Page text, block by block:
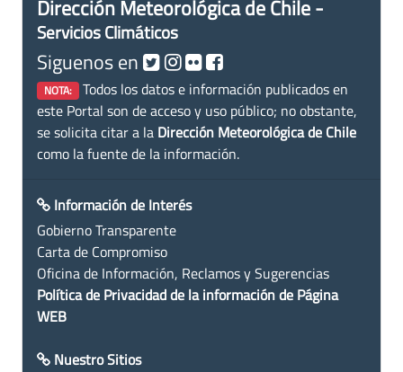
Dirección Meteorológica de Chile -
Servicios Climáticos
Siguenos en
NOTA: Todos los datos e información publicados en
este Portal son de acceso y uso público; no obstante,
se solicita citar a la Dirección Meteorológica de Chile
como la fuente de la información.
Información de Interés
Gobierno Transparente
Carta de Compromiso
Oficina de Información, Reclamos y Sugerencias
Política de Privacidad de la información de Página
WEB
Nuestro Sitios